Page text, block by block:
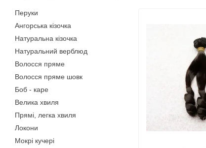
Перуки
Ангорська кізочка
Натуральна кізочка
Натуральний верблюд
Волосся пряме
Волосся пряме шовк
Боб - каре
Велика хвиля
Прямі, легка хвиля
Локони
Мокрі кучері